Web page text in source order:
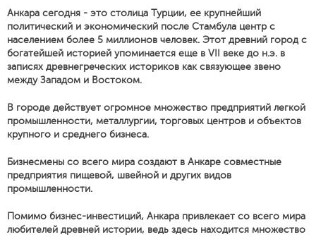
Анкара сегодня - это столица Турции, ее крупнейший
политический и экономический после Стамбула центр с
населением более 5 миллионов человек. Этот древний город с
богатейшей историей упоминается еще в VII веке до н.э. в
записях древнегреческих историков как связующее звено
между Западом и Востоком.
В городе действует огромное множество предприятий легкой
промышленности, металлургии, торговых центров и объектов
крупного и среднего бизнеса.
Бизнесмены со всего мира создают в Анкаре совместные
предприятия пищевой, швейной и других видов
промышленности.
Помимо бизнес-инвестиций, Анкара привлекает со всего мира
любителей древней истории, ведь здесь находится множество